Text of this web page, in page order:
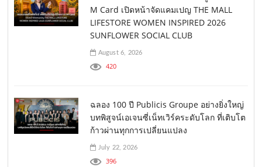
M Card เปิดหน้าจัดแคมเปญ THE MALL
LIFESTORE WOMEN INSPIRED 2026
SUNFLOWER SOCIAL CLUB
August 6, 2026
420
ฉลอง 100 ปี Publicis Groupe อย่างยิ่งใหญ่
บทพิสูจน์เอเจนซี่เน็ทเวิร์คระดับโลก ที่เติบโต
ก้าวผ่านทุกการเปลี่ยนแปลง
July 22, 2026
396